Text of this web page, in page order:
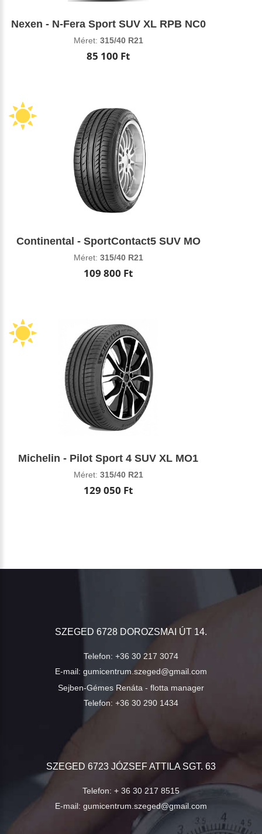
Nexen - N-Fera Sport SUV XL RPB NC0
Méret: 315/40 R21
85 100 Ft
Continental - SportContact5 SUV MO
Méret: 315/40 R21
109 800 Ft
Michelin - Pilot Sport 4 SUV XL MO1
Méret: 315/40 R21
129 050 Ft
SZEGED 6728 DOROZSMAI ÚT 14.
Telefon: +36 30 217 3074
E-mail: gumicentrum.szeged@gmail.com
Sejben-Gémes Renáta - flotta manager
Telefon: +36 30 290 1434
SZEGED 6723 JÓZSEF ATTILA SGT. 63
Telefon: + 36 30 217 8515
E-mail: gumicentrum.szeged@gmail.com